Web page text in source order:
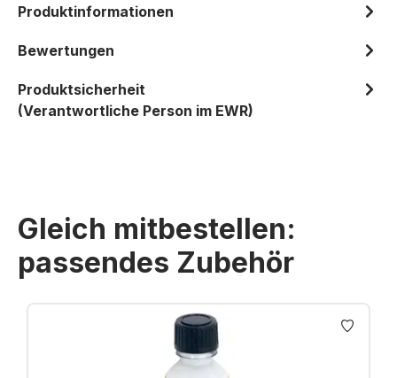
Produktinformationen
Bewertungen
Produktsicherheit
(Verantwortliche Person im EWR)
Gleich mitbestellen:
passendes Zubehör
Produktgalerie überspringen